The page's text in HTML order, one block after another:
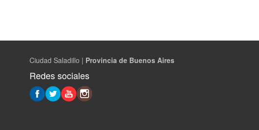
Ciudad Saladillo | Provincia de Buenos Aires
Redes sociales